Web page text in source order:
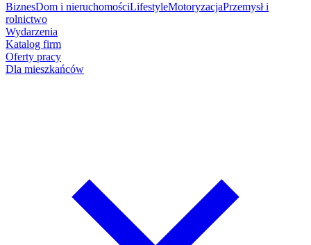
BiznesDom i nieruchomościLifestyleMotoryzacjaPrzemysł i
rolnictwo
Wydarzenia
Katalog firm
Oferty pracy
Dla mieszkańców